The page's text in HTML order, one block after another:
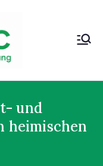
Kosten sparen
und
heimischen